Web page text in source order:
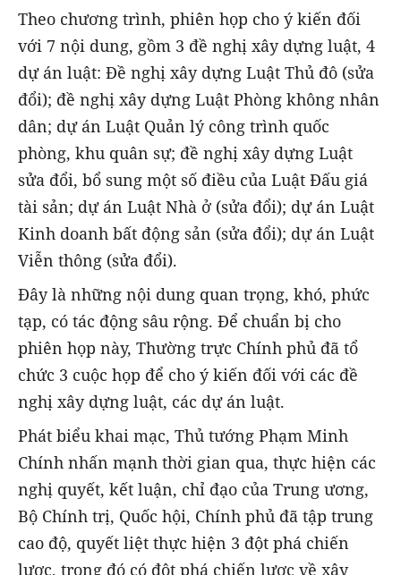
Theo chương trình, phiên họp cho ý kiến đối
với 7 nội dung, gồm 3 đề nghị xây dựng luật, 4
dự án luật: Đề nghị xây dựng Luật Thủ đô (sửa
đổi); đề nghị xây dựng Luật Phòng không nhân
dân; dự án Luật Quản lý công trình quốc
phòng, khu quân sự; đề nghị xây dựng Luật
sửa đổi, bổ sung một số điều của Luật Đấu giá
tài sản; dự án Luật Nhà ở (sửa đổi); dự án Luật
Kinh doanh bất động sản (sửa đổi); dự án Luật
Viễn thông (sửa đổi).
Đây là những nội dung quan trọng, khó, phức
tạp, có tác động sâu rộng. Để chuẩn bị cho
phiên họp này, Thường trực Chính phủ đã tổ
chức 3 cuộc họp để cho ý kiến đối với các đề
nghị xây dựng luật, các dự án luật.
Phát biểu khai mạc, Thủ tướng Phạm Minh
Chính nhấn mạnh thời gian qua, thực hiện các
nghị quyết, kết luận, chỉ đạo của Trung ương,
Bộ Chính trị, Quốc hội, Chính phủ đã tập trung
cao độ, quyết liệt thực hiện 3 đột phá chiến
lược, trong đó có đột phá chiến lược về xây